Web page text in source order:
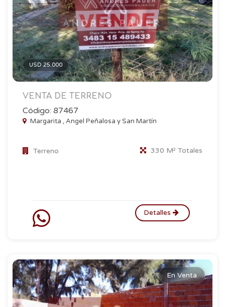
USD 25.000
VENTA DE TERRENO
Código: 87467
Margarita , Angel Peñalosa y San Martín
Terreno 330 M² Totales
Detalles
En Venta